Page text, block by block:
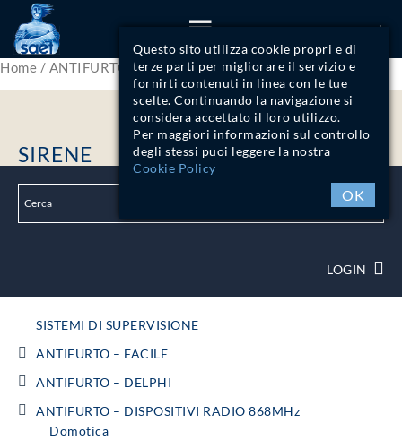
Questo sito utilizza cookie propri e di
terze parti per migliorare il servizio e
fornirti contenuti in linea con le tue
scelte. Continuando la navigazione si
considera accettato il loro utilizzo.
Per maggiori informazioni sul controllo
degli stessi puoi leggere la nostra
Cookie Policy
OK
Home / ANTIFURTO - DISPOSITIVI RADIO 868MHz/ Sirene
SIRENE
LOGIN
SISTEMI DI SUPERVISIONE
ANTIFURTO – FACILE
ANTIFURTO – DELPHI
ANTIFURTO – DISPOSITIVI RADIO 868MHz
Domotica